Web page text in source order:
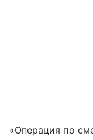
«Операция по